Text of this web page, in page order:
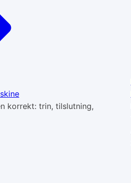
korrekt: trin, tilslutning,